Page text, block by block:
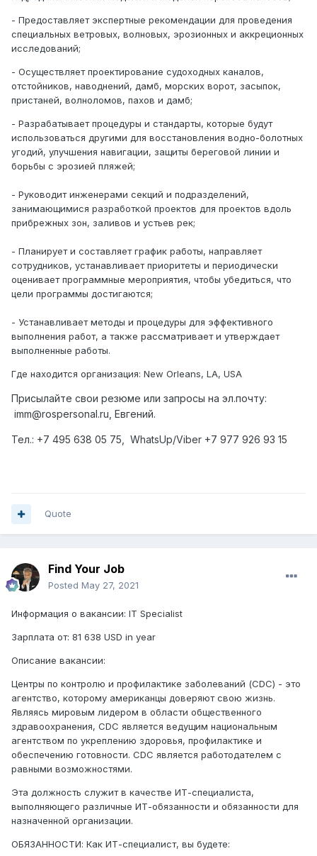
- Предоставляет экспертные рекомендации для проведения
специальных ветровых, волновых, эрозионных и аккреционных
исследований;
- Осуществляет проектирование судоходных каналов,
отстойников, наводнений, дамб, морских ворот, засыпок,
пристаней, волноломов, пахов и дамб;
- Разрабатывает процедуры и стандарты, которые будут
использоваться другими для восстановления водно-болотных
угодий, улучшения навигации, защиты береговой линии и
борьбы с эрозией пляжей;
- Руководит инженерами секций и подразделений,
занимающимися разработкой проектов для проектов вдоль
прибрежных зон, заливов и устьев рек;
- Планирует и составляет график работы, направляет
сотрудников, устанавливает приоритеты и периодически
оценивает программные мероприятия, чтобы убедиться, что
цели программы достигаются;
- Устанавливает методы и процедуры для эффективного
выполнения работ, а также рассматривает и утверждает
выполненные работы.
Где находится организация: New Orleans, LA, USA
Присылайте свои резюме или запросы на эл.почту:
imm@rospersonal.ru, Евгений.
Тел.: +7 495 638 05 75, WhatsUp/Viber +7 977 926 93 15
Quote
Find Your Job
Posted May 27, 2021
Информация о вакансии: IT Specialist
Зарплата от: 81 638 USD in year
Описание вакансии:
Центры по контролю и профилактике заболеваний (CDC) - это
агентство, которому американцы доверяют свою жизнь.
Являясь мировым лидером в области общественного
здравоохранения, CDC является ведущим национальным
агентством по укреплению здоровья, профилактике и
обеспечению готовности. CDC является работодателем с
равными возможностями.
Эта должность служит в качестве ИТ-специалиста,
выполняющего различные ИТ-обязанности и обязанности для
назначенной организации.
ОБЯЗАННОСТИ: Как ИТ-специалист, вы будете: